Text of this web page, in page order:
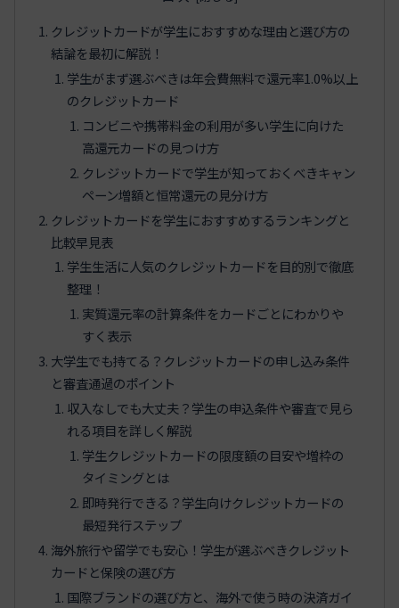
クレジットカードが学生におすすめな理由と選び方の
結論を最初に解説！
学生がまず選ぶべきは年会費無料で還元率1.0%以上
のクレジットカード
コンビニや携帯料金の利用が多い学生に向けた
高還元カードの見つけ方
クレジットカードで学生が知っておくべきキャン
ペーン増額と恒常還元の見分け方
クレジットカードを学生におすすめするランキングと
比較早見表
学生生活に人気のクレジットカードを目的別で徹底
整理！
実質還元率の計算条件をカードごとにわかりや
すく表示
大学生でも持てる？クレジットカードの申し込み条件
と審査通過のポイント
収入なしでも大丈夫？学生の申込条件や審査で見ら
れる項目を詳しく解説
学生クレジットカードの限度額の目安や増枠の
タイミングとは
即時発行できる？学生向けクレジットカードの
最短発行ステップ
海外旅行や留学でも安心！学生が選ぶべきクレジット
カードと保険の選び方
国際ブランドの選び方と、海外で使う時の決済ガイ